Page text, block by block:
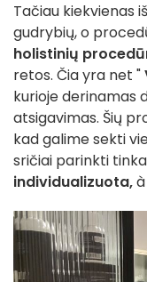
Tačiau kiekvienas
gudrybių, o
holistinių
retos. Čia yra net "
kurioje derinamas
atsigavimas. Šių
kad galime sekti
sričiai parinkti
individualizuota,